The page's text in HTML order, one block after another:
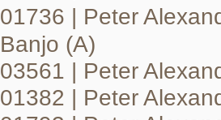
01736 | Peter
Banjo (A)
03561 | Peter
01382 | Peter